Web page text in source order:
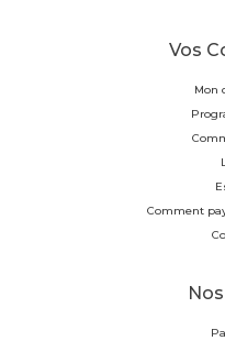
Vos
Mon
Comment